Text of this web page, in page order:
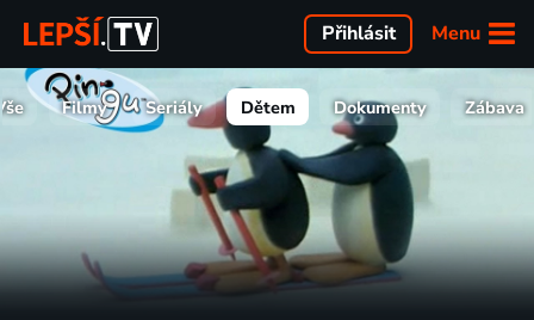
Menu
Přihlásit
Filmy Seriály Dětem Dokumenty Zábava